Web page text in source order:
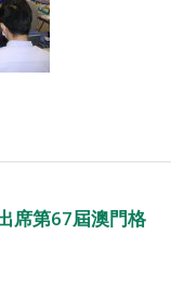
席第67屆澳門格